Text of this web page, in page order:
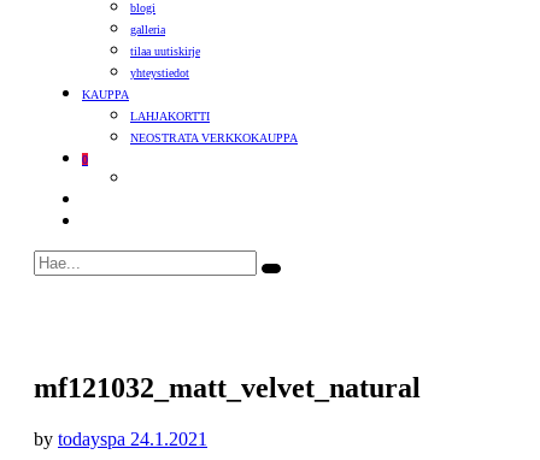
blogi
galleria
tilaa uutiskirje
yhteystiedot
KAUPPA
LAHJAKORTTI
NEOSTRATA VERKKOKAUPPA
0
mf121032_matt_velvet_natural
by todayspa 24.1.2021